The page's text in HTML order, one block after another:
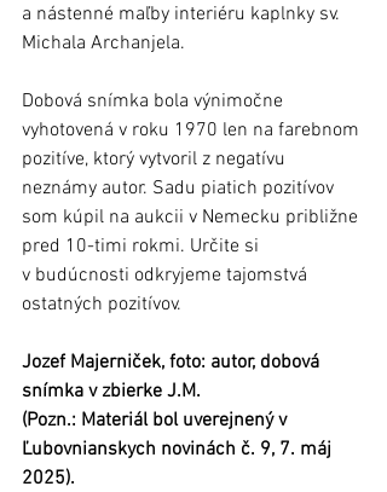
a nástenné maľby interiéru kaplnky sv.
Michala Archanjela.
Dobová snímka bola výnimočne
vyhotovená v roku 1970 len na farebnom
pozitíve, ktorý vytvoril z negatívu
neznámy autor. Sadu piatich pozitívov
som kúpil na aukcii v Nemecku približne
pred 10-timi rokmi. Určite si
v budúcnosti odkryjeme tajomstvá
ostatných pozitívov.
Jozef Majerniček, foto: autor, dobová
snímka v zbierke J.M.
(Pozn.: Materiál bol uverejnený v
Ľubovnianskych novinách č. 9, 7. máj
2025).